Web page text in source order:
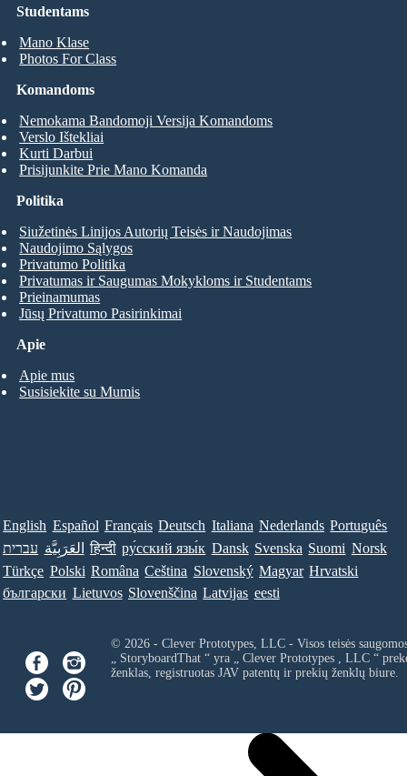
Studentams
Mano Klase
Photos For Class
Komandoms
Nemokama Bandomoji Versija Komandoms
Verslo Ištekliai
Kurti Darbui
Prisijunkite Prie Mano Komanda
Apie
Apie mus
Susisiekite su Mumis
Politika
Siužetinės Linijos Autorių Teisės ir Naudojimas
Naudojimo Sąlygos
Privatumo Politika
Privatumas ir Saugumas Mokykloms ir Studentams
Prieinamumas
Jūsų Privatumo Pasirinkimai
English Español Français Deutsch Italiana Nederlands Português
עברית العَرَبِيَّة हिन्दी ру́сский язы́к Dansk Svenska Suomi Norsk
Türkçe Polski Româna Ceština Slovenský Magyar Hrvatski
български Lietuvos Slovenščina Latvijas eesti
© 2026 - Clever Prototypes, LLC - Visos teisės
„ StoryboardThat “ yra „ Clever Prototypes , LLC“
ženklas, registruotas JAV patentų ir prekių ženklų biure.